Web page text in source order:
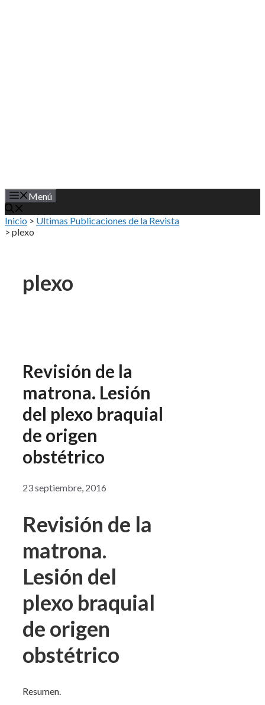
Menú
Inicio > Ultimas Publicaciones de la Revista
> plexo
plexo
Revisión de la
matrona. Lesión
del plexo braquial
de origen
obstétrico
23 septiembre, 2016
Revisión de la
matrona.
Lesión del
plexo braquial
de origen
obstétrico
Resumen.